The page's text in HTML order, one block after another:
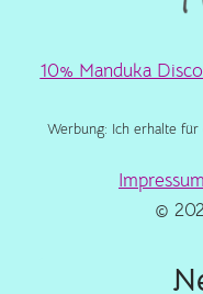
10% Manduka
Werbung: Ich erhalte
Impressum
©